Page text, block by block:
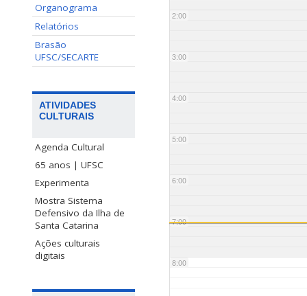
Organograma
Relatórios
Brasão
UFSC/SECARTE
ATIVIDADES
CULTURAIS
Agenda Cultural
65 anos | UFSC
Experimenta
Mostra Sistema
Defensivo da Ilha de
Santa Catarina
Ações culturais
digitais
2:00
3:00
4:00
5:00
6:00
7:00
8:00